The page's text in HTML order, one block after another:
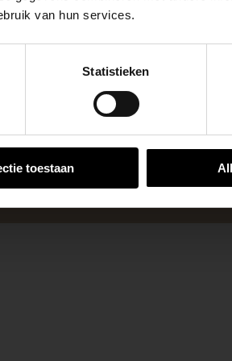
van hun services.
Statistieken
toestaan
naar tuin- en infraproducten.
Lees meer over dezakelijke
helpen we je graag bij iedere